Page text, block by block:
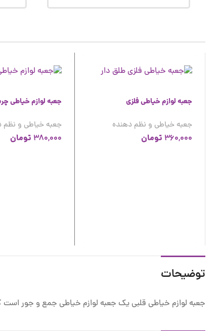
جعبه لوازم خیاطی فلزی
جعبه خیاطی و نظم دهنده
360,000 تومان
جعبه لوازم خیاطی
جعبه خیاطی و نظم
380,000 تومان
توضیحات
جعبه لوازم خیاطی قلبی یک جعبه لوازم خیاطی جمع و جور است